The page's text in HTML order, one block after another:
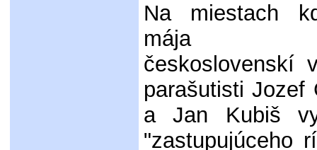
Na miestach
mája
československí
parašutisti Jozef
a Jan Kubiš
"zastupujúceho